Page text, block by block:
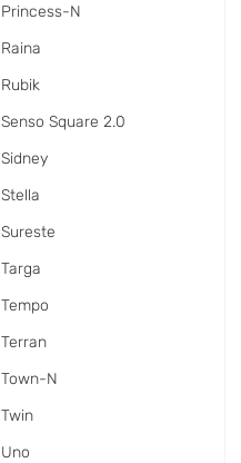
Princess-N
Raina
Rubik
Senso Square 2.0
Sidney
Stella
Sureste
Targa
Tempo
Terran
Town-N
Twin
Uno